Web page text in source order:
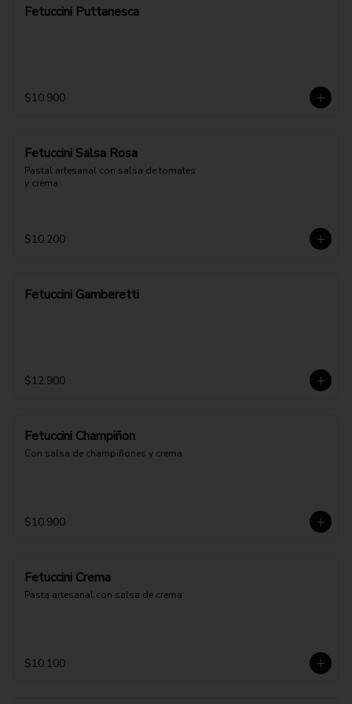
Fetuccini Puttanesca
$10.900
Fetuccini Salsa Rosa
Pastal artesanal con salsa de tomates
y crema
$10.200
Fetuccini Gamberetti
$12.900
Fetuccini Champiñon
Con salsa de champiñones y crema
$10.900
Fetuccini Crema
Pasta artesanal con salsa de crema
$10.100